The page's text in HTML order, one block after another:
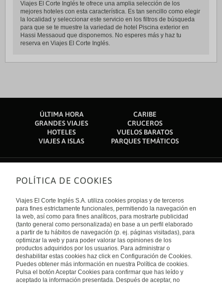
Viajes El Corte Inglés te ofrece una amplia selección de los
mejores hoteles con esta característica. Es tan sencillo como elegir
la localidad y seleccionar este servicio en los filtros de búsqueda
para que se te muestre la variedad de hotel Piscina exterior en
Hassi Messaoud que disponemos. No esperes más y haz tu
reserva en Viajes El Corte Inglés.
ÚLTIMA HORA
CARIBE
GRANDES VIAJES
CRUCEROS
HOTELES
VUELOS BARATOS
VIAJES A ISLAS
PARQUES TEMÁTICOS
Sobre nosotros
Quiénes somos
Financiación
Sostenibilidad
Turismo accesible
Tarjeta El Corte Inglés
Trabaja con nosotros
El Corte Inglés
Canal Ético
Enlaces de interés
Guías de viaje
Catálogos
Auto check-in
Condiciones Generales
Política de privacidad
Política de cookies
Accesibilidad
Empresas/ Grupos
Internacional
España
POLÍTICA DE COOKIES
Viajes El Corte Inglés S.A. utiliza cookies propias y de terceros
para fines estrictamente funcionales, permitiendo la navegación en
la web, así como para fines analíticos, para mostrarte publicidad
(tanto general como personalizada) en base a un perfil elaborado
a partir de tu hábitos de navegación (p. ej. páginas visitadas), para
optimizar la web y para poder valorar las opiniones de los
productos adquiridos por los usuarios. Para administrar o
deshabilitar estas cookies haz click en Configuración de Cookies.
Puedes obtener más información en nuestra Política de cookies.
Pulsa el botón Aceptar Cookies para confirmar que has leído y
aceptado la información presentada. Después de aceptar, no